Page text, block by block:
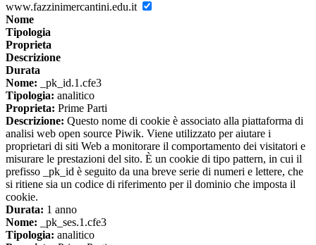
www.fazzinimercantini.edu.it
Nome
Tipologia
Proprieta
Descrizione
Durata
Nome: _pk_id.1.cfe3
Tipologia: analitico
Proprieta: Prime Parti
Descrizione: Questo nome di cookie è associato alla piattaforma di
analisi web open source Piwik. Viene utilizzato per aiutare i
proprietari di siti Web a monitorare il comportamento dei visitatori e
misurare le prestazioni del sito. È un cookie di tipo pattern, in cui il
prefisso _pk_id è seguito da una breve serie di numeri e lettere, che
si ritiene sia un codice di riferimento per il dominio che imposta il
cookie.
Durata: 1 anno
Nome: _pk_ses.1.cfe3
Tipologia: analitico